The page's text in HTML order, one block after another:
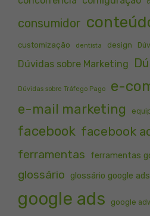
consumidor
customização dentista design
Dúvidas sobre Marketing
Dúvidas sobre Tráfego Pago e-
e-mail marketing
facebook facebook
ferramentas ferramentas
glossário glossário google ads
google ads google